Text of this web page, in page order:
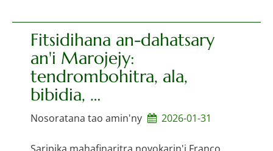
Fitsidihana an-dahatsary
an'i Marojejy:
tendrombohitra, ala,
bibidia, …
Nosoratana tao amin'ny 2026-01-31